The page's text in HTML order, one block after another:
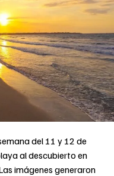
del 11 y 12 de
al descubierto en
imágenes generaron